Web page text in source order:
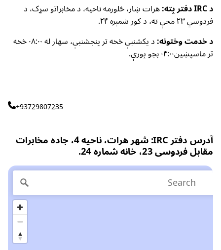
د IRC دفتر پته:
هرات ښار، څلورمه ناحیه، د مخابراتو سړک، د
فردوسي ۲۳ مخې ته، د کور شمېره ۲۴.
د خدمت وختونه:
د یکشنبې څخه تر پنجشنبې، سهار له ۰۸:۰۰ څخه
تر ماسپښین۰۴:۰۰ بجو پورې.
+93729807235
آدرس دفتر IRC: شهر هرات، ناحیه 4، جاده مخابرات
مقابل فردوسی 23، خانه شماره 24.